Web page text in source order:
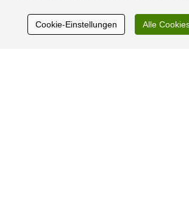
Sehr schöne Ware zu günstigen Preisen.
netter Kontakt.
Cookie-Einstellungen Alle